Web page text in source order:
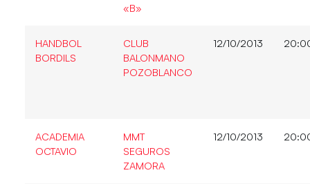
«B»
HANDBOL
BORDILS
CLUB
BALONMANO
POZOBLANCO
12/10/2013
ACADEMIA
OCTAVIO
MMT
SEGUROS
ZAMORA
12/10/2013